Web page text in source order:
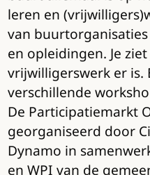
leren en
van
en opleidingen. Je
vrijwilligerswerk er is.
verschillende
De Participatiemarkt
georganiseerd door
Dynamo in
en WPI van de